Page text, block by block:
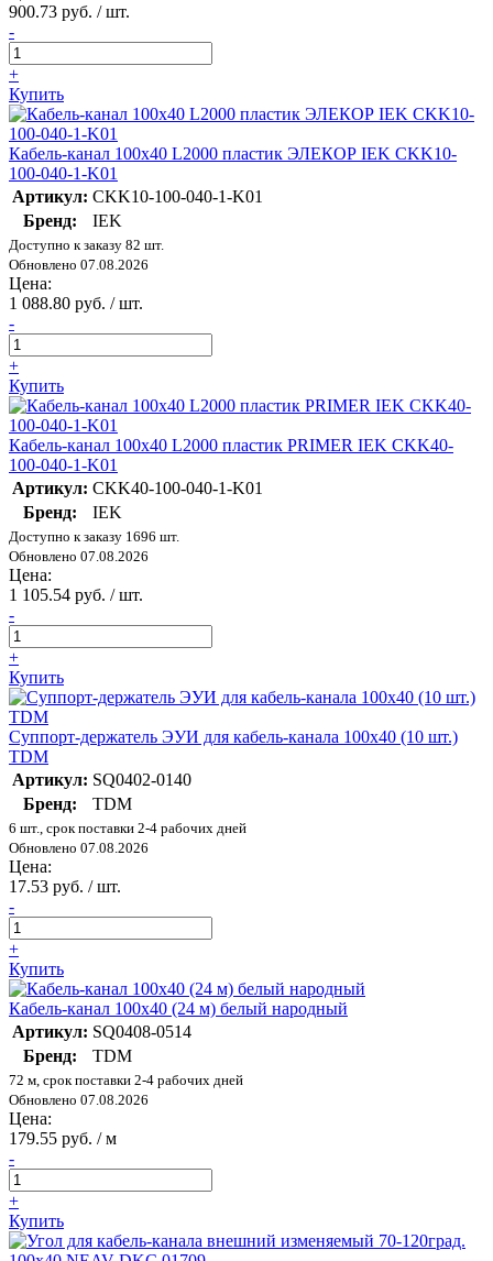
900.73 руб. / шт.
-
+
Купить
Кабель-канал 100х40 L2000 пластик ЭЛЕКОР IEK CKK10-
100-040-1-K01
Артикул: CKK10-100-040-1-K01
Бренд:
IEK
Доступно к заказу 82 шт.
Обновлено 07.08.2026
Цена:
1 088.80 руб. / шт.
-
+
Купить
Кабель-канал 100х40 L2000 пластик PRIMER IEK CKK40-
100-040-1-K01
Артикул: CKK40-100-040-1-K01
Бренд:
IEK
Доступно к заказу 1696 шт.
Обновлено 07.08.2026
Цена:
1 105.54 руб. / шт.
-
+
Купить
Суппорт-держатель ЭУИ для кабель-канала 100х40 (10 шт.)
TDM
Артикул: SQ0402-0140
Бренд:
TDM
6 шт., срок поставки 2-4 рабочих дней
Обновлено 07.08.2026
Цена:
17.53 руб. / шт.
-
+
Купить
Кабель-канал 100х40 (24 м) белый народный
Артикул: SQ0408-0514
Бренд:
TDM
72 м, срок поставки 2-4 рабочих дней
Обновлено 07.08.2026
Цена:
179.55 руб. / м
-
+
Купить